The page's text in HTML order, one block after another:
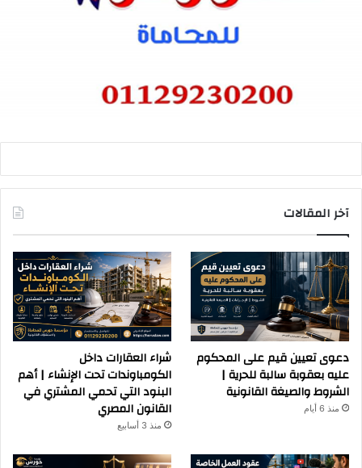
آخر المقالات
دعوى تعيين قيم على المحكوم
عليه بعقوبة سالبة للحرية |
الشروط والصيغة القانونية
منذ 6 أيام
شراء العقارات داخل
الكومباوندات تحت الإنشاء | أهم
البنود التي تحمي المشتري في
القانون المصري
منذ 3 أسابيع